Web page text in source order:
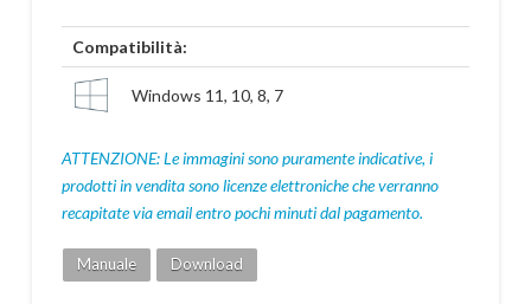
Compatibilità:
Windows 11, 10, 8, 7
ATTENZIONE: Le immagini sono puramente indicative, i
prodotti in vendita sono licenze elettroniche che verranno
recapitate via email entro pochi minuti dal pagamento.
Manuale Download